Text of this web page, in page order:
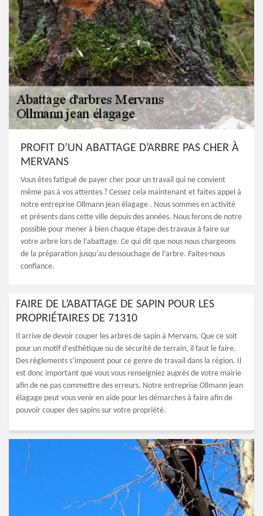
PROFIT D’UN ABATTAGE D’ARBRE PAS CHER À
MERVANS
Vous êtes fatigué de payer cher pour un travail qui ne convient
même pas à vos attentes ? Cessez cela maintenant et faites appel à
notre entreprise Ollmann jean élagage . Nous sommes en activité
et présents dans cette ville depuis des années. Nous ferons de notre
possible pour mener à bien chaque étape des travaux à faire sur
votre arbre lors de l’abattage. Ce qui dit que nous nous chargeons
de la préparation jusqu’au dessouchage de l’arbre. Faites-nous
confiance.
FAIRE DE L’ABATTAGE DE SAPIN POUR LES
PROPRIÉTAIRES DE 71310
Il arrive de devoir couper les arbres de sapin à Mervans. Que ce soit
pour un motif d’esthétique ou de sécurité de terrain, il faut le faire.
Des règlements s’imposent pour ce genre de travail dans la région. Il
est donc important que vous vous renseigniez auprès de votre mairie
afin de ne pas commettre des erreurs. Notre entreprise Ollmann jean
élagage peut vous venir en aide pour les démarches à faire afin de
pouvoir couper des sapins sur votre propriété.